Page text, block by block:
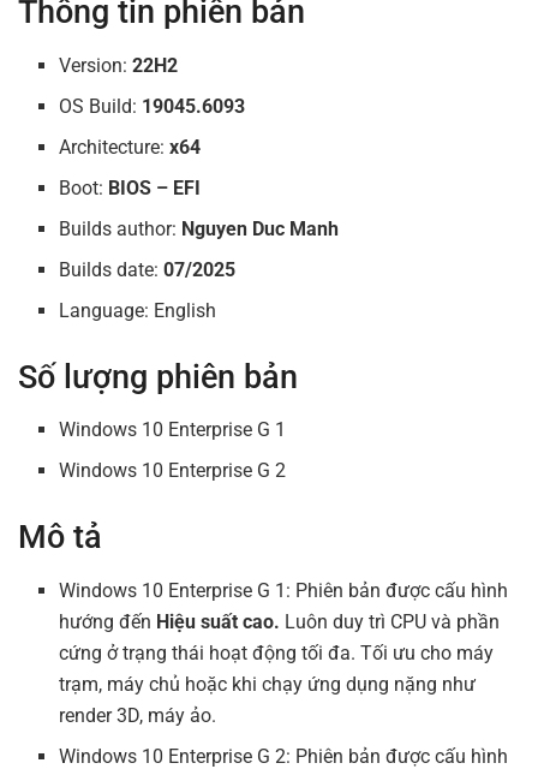
Thông tin phiên bản
Version:22H2
OS Build: 19045.6093
Architecture:x64
Boot: BIOS – EFI
Builds author: Nguyen Duc Manh
Builds date:07/2025
Language: English
Số lượng phiên bản
Windows 10 Enterprise G 1
Windows 10 Enterprise G 2
Mô tả
Windows 10 Enterprise G 1: Phiên bản được cấu hình
hướng đến Hiệu suất cao. Luôn duy trì CPU và phần
cứng ở trạng thái hoạt động tối đa. Tối ưu cho máy
trạm, máy chủ hoặc khi chạy ứng dụng nặng như
render 3D, máy ảo.
Windows 10 Enterprise G 2: Phiên bản được cấu hình